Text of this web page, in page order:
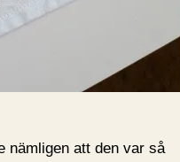
nämligen att den var så